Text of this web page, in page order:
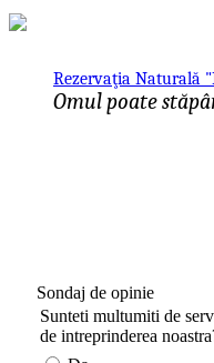
Rezervaţia Naturală
Omul poate
Sondaj de opinie
Sunteti multumiti de
de intreprinderea